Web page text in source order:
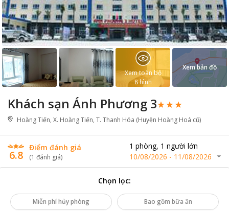
Khách sạn Ánh Phương 3
Hoằng Tiến, X. Hoằng Tiến, T. Thanh Hóa (Huyện Hoằng Hoá cũ)
6.8
Điểm đánh giá
(1 đánh giá)
1 phòng, 1 người lớn
10/08/2026 - 11/08/2026
Xem toàn bộ
8 hình
Xem bản đồ
Chọn lọc:
Miễn phí hủy phòng Bao gồm bữa ăn